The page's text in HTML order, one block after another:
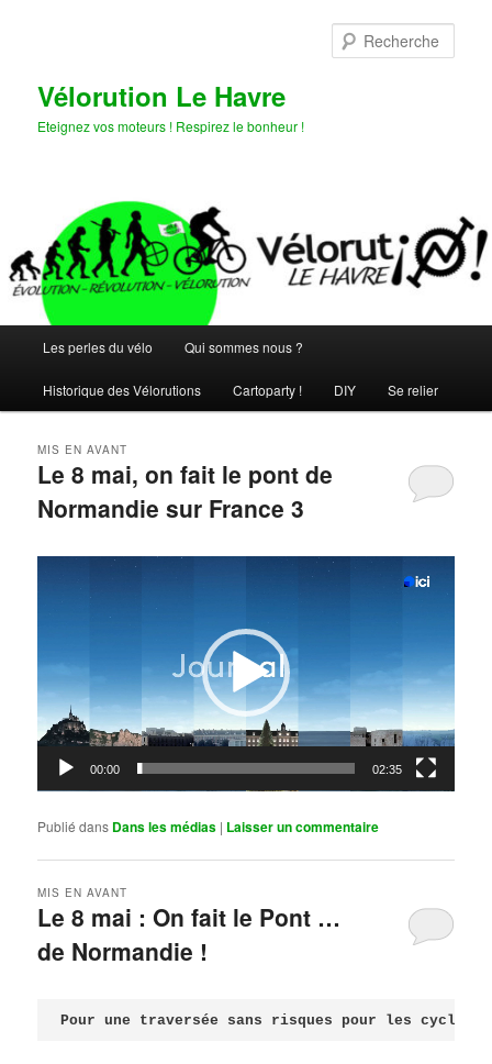
Vélorution Le Havre
Eteignez vos moteurs ! Respirez le bonheur !
principal
Les perles du vélo Qui sommes nous ?
Historique des Vélorutions Cartoparty ! DIY Se relier
Le 8 mai, on fait le pont de
Normandie sur France 3
MIS EN AVANT
00:00 02:35
Publié dans Dans les médias | Laisser un commentaire
Le 8 mai : On fait le Pont …
de Normandie !
MIS EN AVANT
Pour une traversée sans risques pour les